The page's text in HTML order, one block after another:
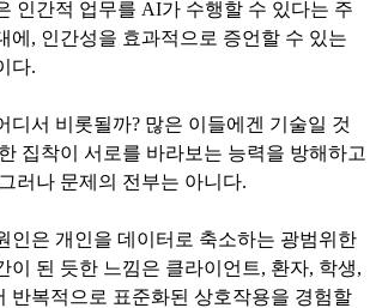
인간적 업무를 AI가 수행할 수 있다는 주
에, 인간성을 효과적으로 증언할 수 있는
다.
디서 비롯될까? 많은 이들에겐 기술일 것
집착이 서로를 바라보는 능력을 방해하고
러나 문제의 전부는 아니다.
인은 개인을 데이터로 축소하는 광범위한
이 된 듯한 느낌은 클라이언트, 환자, 학생,
반복적으로 표준화된 상호작용을 경험할